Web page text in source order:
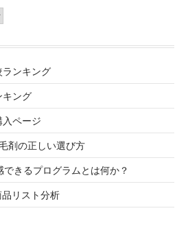
ンキング
ング
ページ
剤の正しい選び方
できるプログラムとは何か？
リスト分析